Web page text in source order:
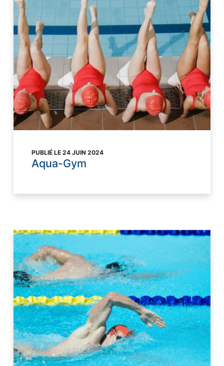
PUBLIÉ LE 24 JUIN 2024
Aqua-Gym